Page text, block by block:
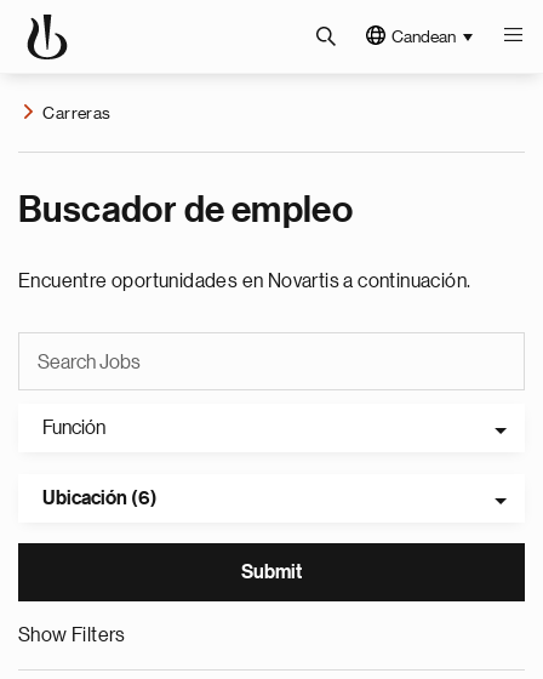
Candean
Carreras
Buscador de empleo
Encuentre oportunidades en Novartis a continuación.
Función
Ubicación (6)
Show Filters